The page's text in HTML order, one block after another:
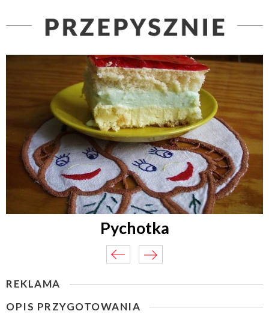
Pychotka
REKLAMA
OPIS PRZYGOTOWANIA